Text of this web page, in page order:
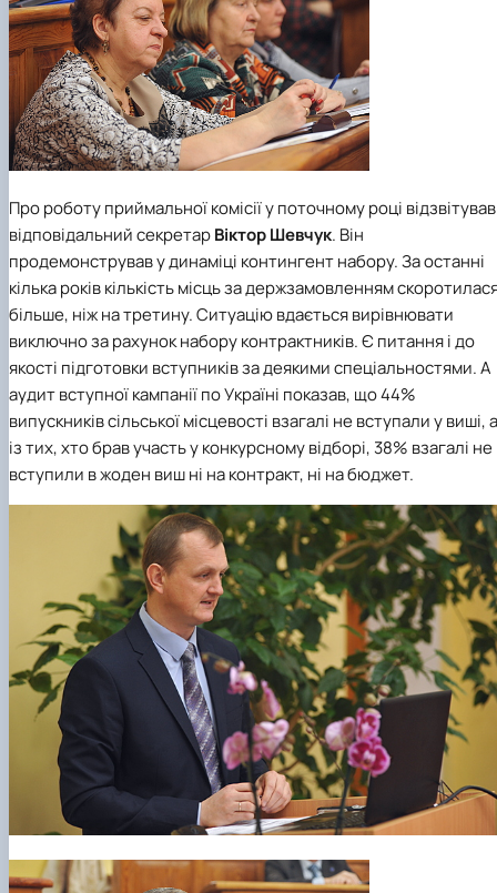
Про роботу приймальної комісії у поточному році відзвітував
відповідальний секретарВіктор Шевчук. Він
продемонстрував у динаміці контингент набору. За останні
кілька років кількість місць за держзамовленням
більше, ніж на третину. Ситуацію вдається вирівнювати
виключно за рахунок набору контрактників. Є питання і до
якості підготовки вступників за деякими спеціальностями. А
аудит вступної кампанії по Україні показав, що 44%
випускників сільської місцевості взагалі не вступали у виші, а
із тих, хто брав участь у конкурсному відборі, 38% взагалі не
вступили в жоден виш ні на контракт, ні на бюджет.